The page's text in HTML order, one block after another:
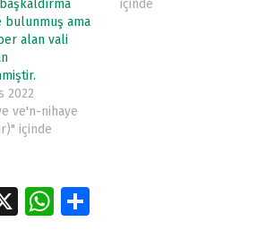
bulunmuş ama
alan vali
2022
ve'n-nihaye
içinde
içinde
X
W S